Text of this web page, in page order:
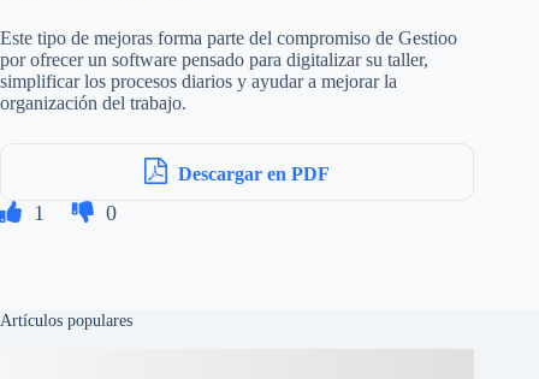
Este tipo de mejoras forma parte del compromiso de Gestioo
por ofrecer un software pensado para digitalizar su taller,
simplificar los procesos diarios y ayudar a mejorar la
organización del trabajo.
Descargar en PDF
1 0
Artículos populares